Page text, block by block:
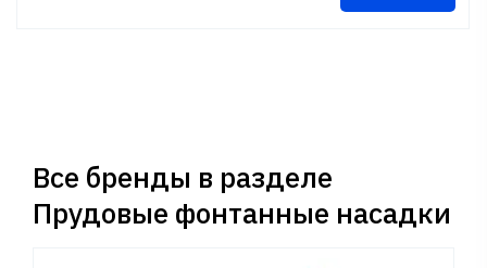
Все бренды в разделе
Прудовые фонтанные насадки